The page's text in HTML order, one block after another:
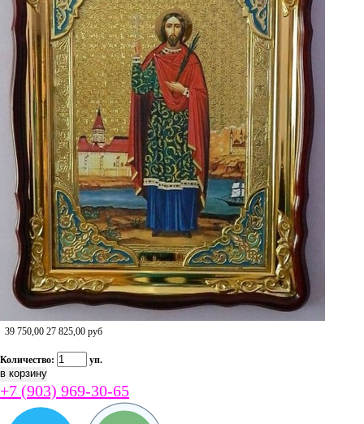
39 750,00 27 825,00 руб
Количество: уп.
+7 (903) 969-30-65